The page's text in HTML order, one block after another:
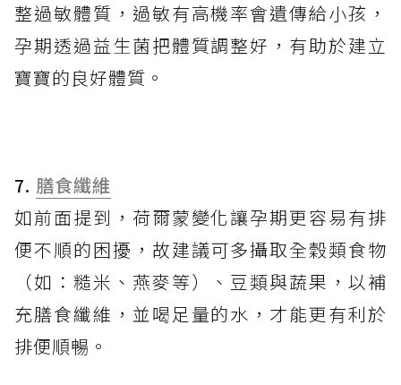
整過敏體質，過敏有高機率會遺傳給小孩，
孕期透過益生菌把體質調整好，有助於建立
寶寶的良好體質。
7. 膳食纖維
如前面提到，荷爾蒙變化讓孕期更容易有排
便不順的困擾，故建議可多攝取全穀類食物
（如：糙米、燕麥等）、豆類與蔬果，以補
充膳食纖維，並喝足量的水，才能更有利於
排便順暢。